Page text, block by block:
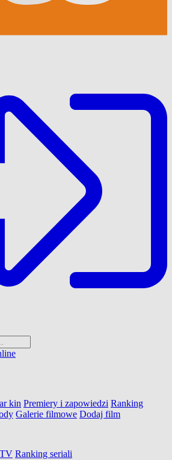
kin Premiery i zapowiedzi Ranking
Galerie filmowe Dodaj film
Ranking seriali